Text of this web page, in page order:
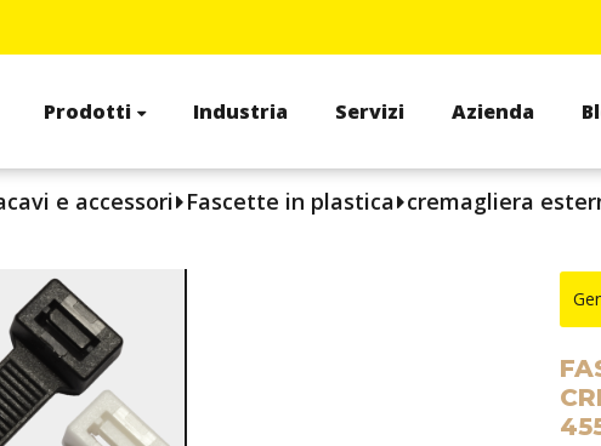
Prodotti Industria Servizi Azienda
e accessori Fascette in plastica cremagliera